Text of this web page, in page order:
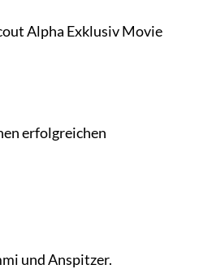
Alpha Exklusiv Movie
erfolgreichen
und Anspitzer.